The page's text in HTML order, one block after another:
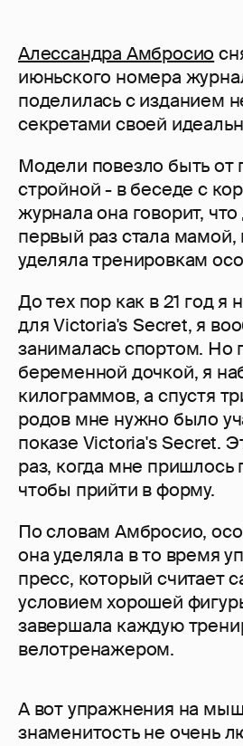
Алессандра Амбросио
июньского номера
поделилась с изданием
секретами своей
Модели повезло быть от
стройной - в беседе с
журнала она говорит, что
первый раз стала
уделяла тренировкам
До тех пор как в 21 год я
для Victoria's Secret, я
занималась спортом. Но
беременной дочкой, я
килограммов, а спустя
родов мне нужно было
показе Victoria's Secret.
раз, когда мне пришлось
чтобы прийти в форму.
По словам Амбросио,
она уделяла в то время
пресс, который
условием хорошей
завершала каждую
велотренажером.
А вот упражнения на
знаменитость не очень